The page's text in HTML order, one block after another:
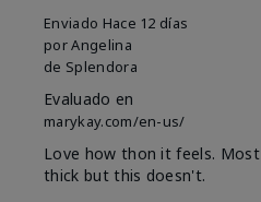
Enviado Hace 12 días
porAngelina
de Splendora
Evaluado en
marykay.com/en-us/
Love how thon it feels.
thick but this doesn't.